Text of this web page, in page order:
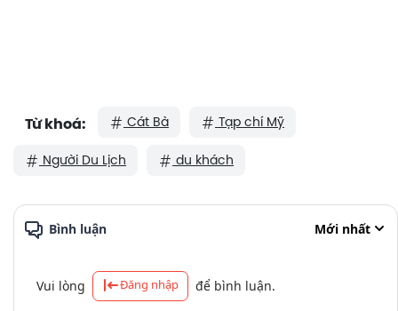
Từ khoá: Cát Bà Tạp chí Mỹ
Người Du Lịch du khách
Bình luận Mới nhất
Vui lòng Đăng nhập để bình luận.